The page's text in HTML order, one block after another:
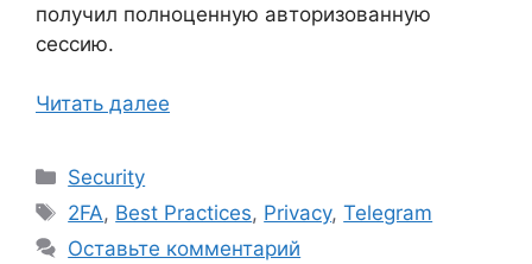
получил полноценную авторизованную
сессию.
Читать далее
Рубрики
Security
Метки
2FA, Best Practices, Privacy,Telegram
Оставьте комментарий